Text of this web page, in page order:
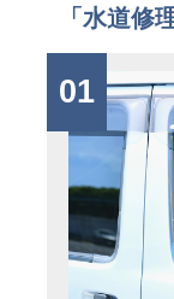
「水道修
01